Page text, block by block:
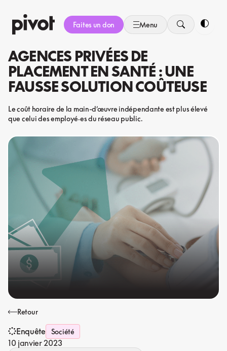
au
contenu
Faites un don Menu
AGENCES PRIVÉES DE
PLACEMENT EN SANTÉ : UNE
FAUSSE SOLUTION COÛTEUSE
Le coût horaire de la main-d’œuvre indépendante est plus élevé
que celui des employé·es du réseau public.
Retour
Enquête Société
10 janvier 2023